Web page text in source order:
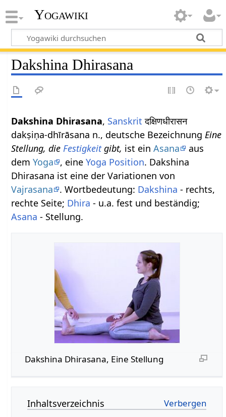
Yogawiki
Dakshina Dhirasana
Dakshina Dhirasana, Sanskrit दक्षिणधीरासन
dakṣiṇa-dhīrāsana n., deutsche BezeichnungEine
Stellung, dieFestigkeitgibt, ist einAsana
aus
demYoga , eineYoga Position. Dakshina
Dhirasana ist eine der Variationen von
Vajrasana
. Wortbedeutung: Dakshina - rechts,
rechte Seite; Dhira - u.a. fest und beständig;
Asana - Stellung.
Dakshina Dhirasana, Eine Stellung
Inhaltsverzeichnis